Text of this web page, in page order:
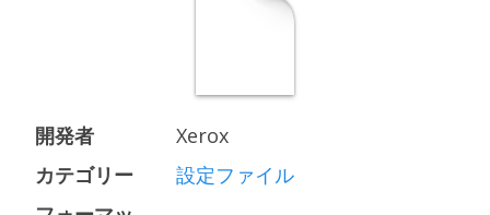
開発者
Xerox
カテゴリー
設定ファイル